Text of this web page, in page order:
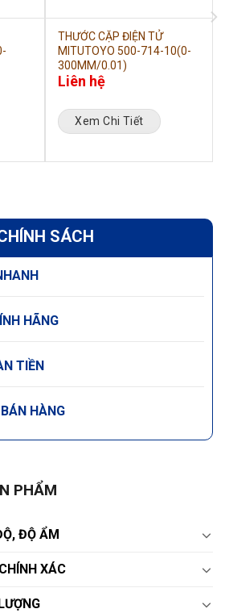
THƯỚC CẶP ĐIỆN TỬ
MITUTOYO 500-714-10(0-
300MM/0.01)
Liên hệ
Xem Chi Tiết
SÁCH
HÃNG
TIỀN
HÀNG
PHẨM
ĐỘ ẨM
XÁC